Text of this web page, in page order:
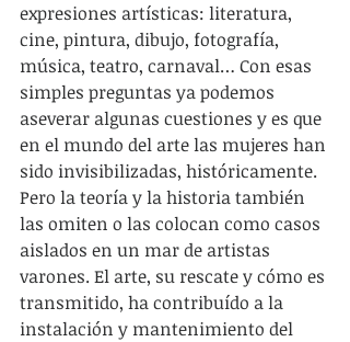
expresiones artísticas: literatura,
cine, pintura, dibujo, fotografía,
música, teatro, carnaval… Con esas
simples preguntas ya podemos
aseverar algunas cuestiones y es que
en el mundo del arte las mujeres han
sido invisibilizadas, históricamente.
Pero la teoría y la historia también
las omiten o las colocan como casos
aislados en un mar de artistas
varones. El arte, su rescate y cómo es
transmitido, ha contribuído a la
instalación y mantenimiento del